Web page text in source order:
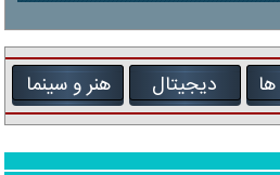
دیجیتال هنر و سینما